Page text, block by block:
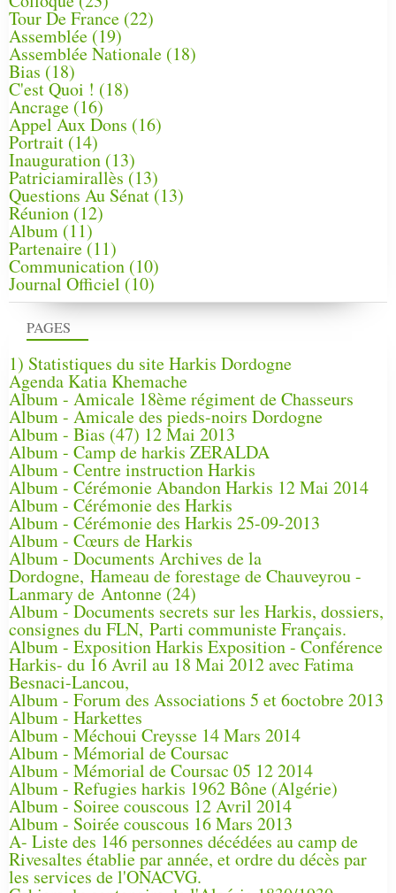
PAGES
1) Statistiques du site Harkis Dordogne
Agenda Katia Khemache
Album - Amicale 18ème régiment de Chasseurs
Album - Amicale des pieds-noirs Dordogne
Album - Bias (47) 12 Mai 2013
Album - Camp de harkis ZERALDA
Album - Centre instruction Harkis
Album - Cérémonie Abandon Harkis 12 Mai 2014
Album - Cérémonie des Harkis
Album - Cérémonie des Harkis 25-09-2013
Album - Cœurs de Harkis
Album - Documents Archives de la
Dordogne, Hameau de forestage de Chauveyrou -
Lanmary de Antonne (24)
Album - Documents secrets sur les Harkis, dossiers,
consignes du FLN, Parti communiste Français.
Album - Exposition Harkis Exposition - Conférence
Harkis- du 16 Avril au 18 Mai 2012 avec Fatima
Besnaci-Lancou,
Album - Forum des Associations 5 et 6octobre 2013
Album - Harkettes
Album - Méchoui Creysse 14 Mars 2014
Album - Mémorial de Coursac
Album - Mémorial de Coursac 05 12 2014
Album - Refugies harkis 1962 Bône (Algérie)
Album - Soiree couscous 12 Avril 2014
Album - Soirée couscous 16 Mars 2013
A- Liste des 146 personnes décédées au camp de
Rivesaltes établie par année, et ordre du décès par
les services de l'ONACVG.
Tour De France (22)
Assemblée (19)
Assemblée Nationale (18)
Bias (18)
C'est Quoi ! (18)
Ancrage (16)
Appel Aux Dons (16)
Portrait (14)
Inauguration (13)
Patriciamirallès (13)
Questions Au Sénat(13)
Réunion (12)
Album (11)
Partenaire(11)
Communication (10)
Journal Officiel (10)